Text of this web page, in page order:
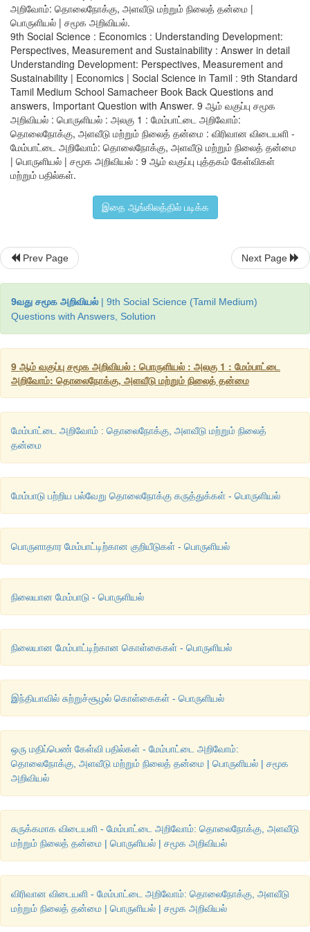
செயல்பாடு
: சுற்றுச்சூழல் பாதுகாப்பு
வளங்களைப் பாதுகாக்கிறது
2.சட்டம்: பல்லுயிர்மை பாதுகாப்புச் சட்டம், 2002
செயல்பாடு: பல்லுயிர்மைகளைப் பாதுகாத்தல்.
3.சட்டம் : சுற்றுச்சூழல் பாதுகாப்பு சட்டம்
, 1986
செயல்பாடு: சுற்றுச்சூழலை பாதுகாத்தல் மற்றும்
வழங்குதல்.
4.சட்டம்: வன
காடுகளை அழித்தலை தடைசெய்தல்
வளர்த்தலை ஊக்கப்படுத்துதல்
5.சட்டம்: நீர்( தடுப்பு)சட்டம்
செயல்பாடு: அனைத்து ஆறுகள்,ஏரிகள்,
பராமரித்தல்.
அறிவோம்: தொலைநோக்கு, அளவீடு மற்றும் நிலைத் தன்மை |
பொருளியல் | சமூக அறிவியல்.
9th Social Science : Economics : Understanding Development:
Perspectives, Measurement and Sustainability : Answer in detail
Understanding Development: Perspectives, Measurement and
Sustainability | Economics | Social Science in Tamil : 9th Standard
Tamil Medium School Samacheer Book Back Questions and
answers, Important Question with Answer. 9 ஆம் வகுப்பு சமூக
அறிவியல் : பொருளியல் : அலகு 1 : மேம்பாட்டை அறிவோம்:
தொலைநோக்கு, அளவீடு மற்றும் நிலைத் தன்மை : விரிவான விடையளி -
மேம்பாட்டை அறிவோம்: தொலைநோக்கு, அளவீடு மற்றும் நிலைத் தன்மை
| பொருளியல் | சமூக அறிவியல் : 9 ஆம் வகுப்பு புத்தகம் கேள்விகள்
மற்றும் பதில்கள்.
இதை ஆங்கிலத்தில் படிக்க
Prev Page Next Page
9வது சமூக அறிவியல் | 9th Social Science (Tamil Medium)
Questions with Answers, Solution
9 ஆம் வகுப்பு சமூக அறிவியல் : பொருளியல் : அலகு 1 : மேம்பாட்டை
அறிவோம்: தொலைநோக்கு, அளவீடு மற்றும் நிலைத் தன்மை
மேம்பாட்டை அறிவோம் : தொலைநோக்கு, அளவீடு மற்றும் நிலைத்
தன்மை
மேம்பாடு பற்றிய பல்வேறு தொலைநோக்கு கருத்துக்கள் - பொருளியல்
பொருளாதார மேம்பாட்டிற்கான குறியீடுகள் - பொருளியல்
நிலையான மேம்பாடு - பொருளியல்
நிலையான மேம்பாட்டிற்கான கொள்கைகள் - பொருளியல்
இந்தியாவில் சுற்றுச்சூழல் கொள்கைகள் - பொருளியல்
ஒரு மதிப்பெண் கேள்வி பதில்கள் - மேம்பாட்டை அறிவோம்:
தொலைநோக்கு, அளவீடு மற்றும் நிலைத் தன்மை | பொருளியல் | சமூக
அறிவியல்
சுருக்கமாக விடையளி - மேம்பாட்டை அறிவோம்: தொலைநோக்கு, அளவீடு
மற்றும் நிலைத் தன்மை | பொருளியல் | சமூக அறிவியல்
விரிவான விடையளி - மேம்பாட்டை அறிவோம்: தொலைநோக்கு, அளவீடு
மற்றும் நிலைத் தன்மை | பொருளியல் | சமூக அறிவியல்